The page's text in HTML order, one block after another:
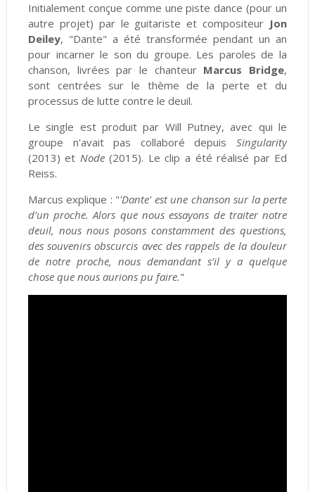
Initialement conçue comme une piste dance (pour un
autre projet) par le guitariste et compositeur Jon
Deiley, "Dante" a été transformée pendant un an
pour incarner le son du groupe. Les paroles de la
chanson, livrées par le chanteur Marcus Bridge,
sont centrées sur le thème de la perte et du
processus de lutte contre le deuil.
Le single est produit par Will Putney, avec qui le
groupe n'avait pas collaboré depuisSingularity
(2013) et Node(2015). Le clip a été réalisé par Ed
Reiss.
Marcus explique : "'Dante' est une chanson sur la perte
d’un proche. Alors que nous essayons de traiter notre
deuil, nous nous posons constamment des questions,
des souvenirs obscurcis avec des rappels de la douleur
de notre proche, nous demandant s’il y a quelque
chose que nous aurions pu faire."